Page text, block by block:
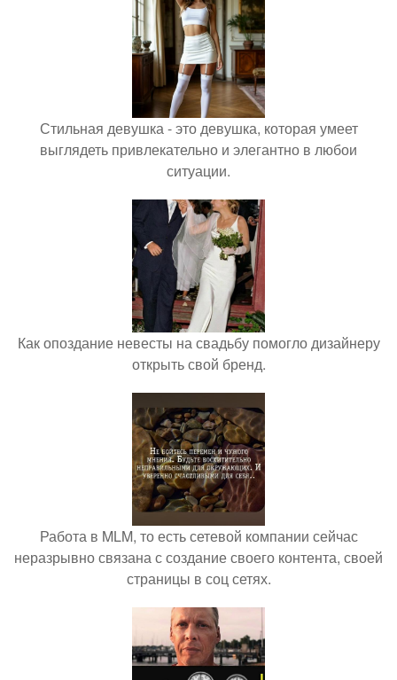
Стильная девушка - это девушка, которая умеет
выглядеть привлекательно и элегантно в любои
ситуации.
Как опоздание невесты на свадьбу помогло дизайнеру
открыть свой бренд.
Работа в MLM, то есть сетевой компании сейчас
неразрывно связана с создание своего контента, своей
страницы в соц сетях.